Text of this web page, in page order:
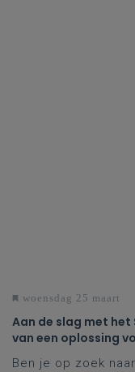
woensdag 25 maart
Aan de slag met
van een oplossing
Ben je op zoek